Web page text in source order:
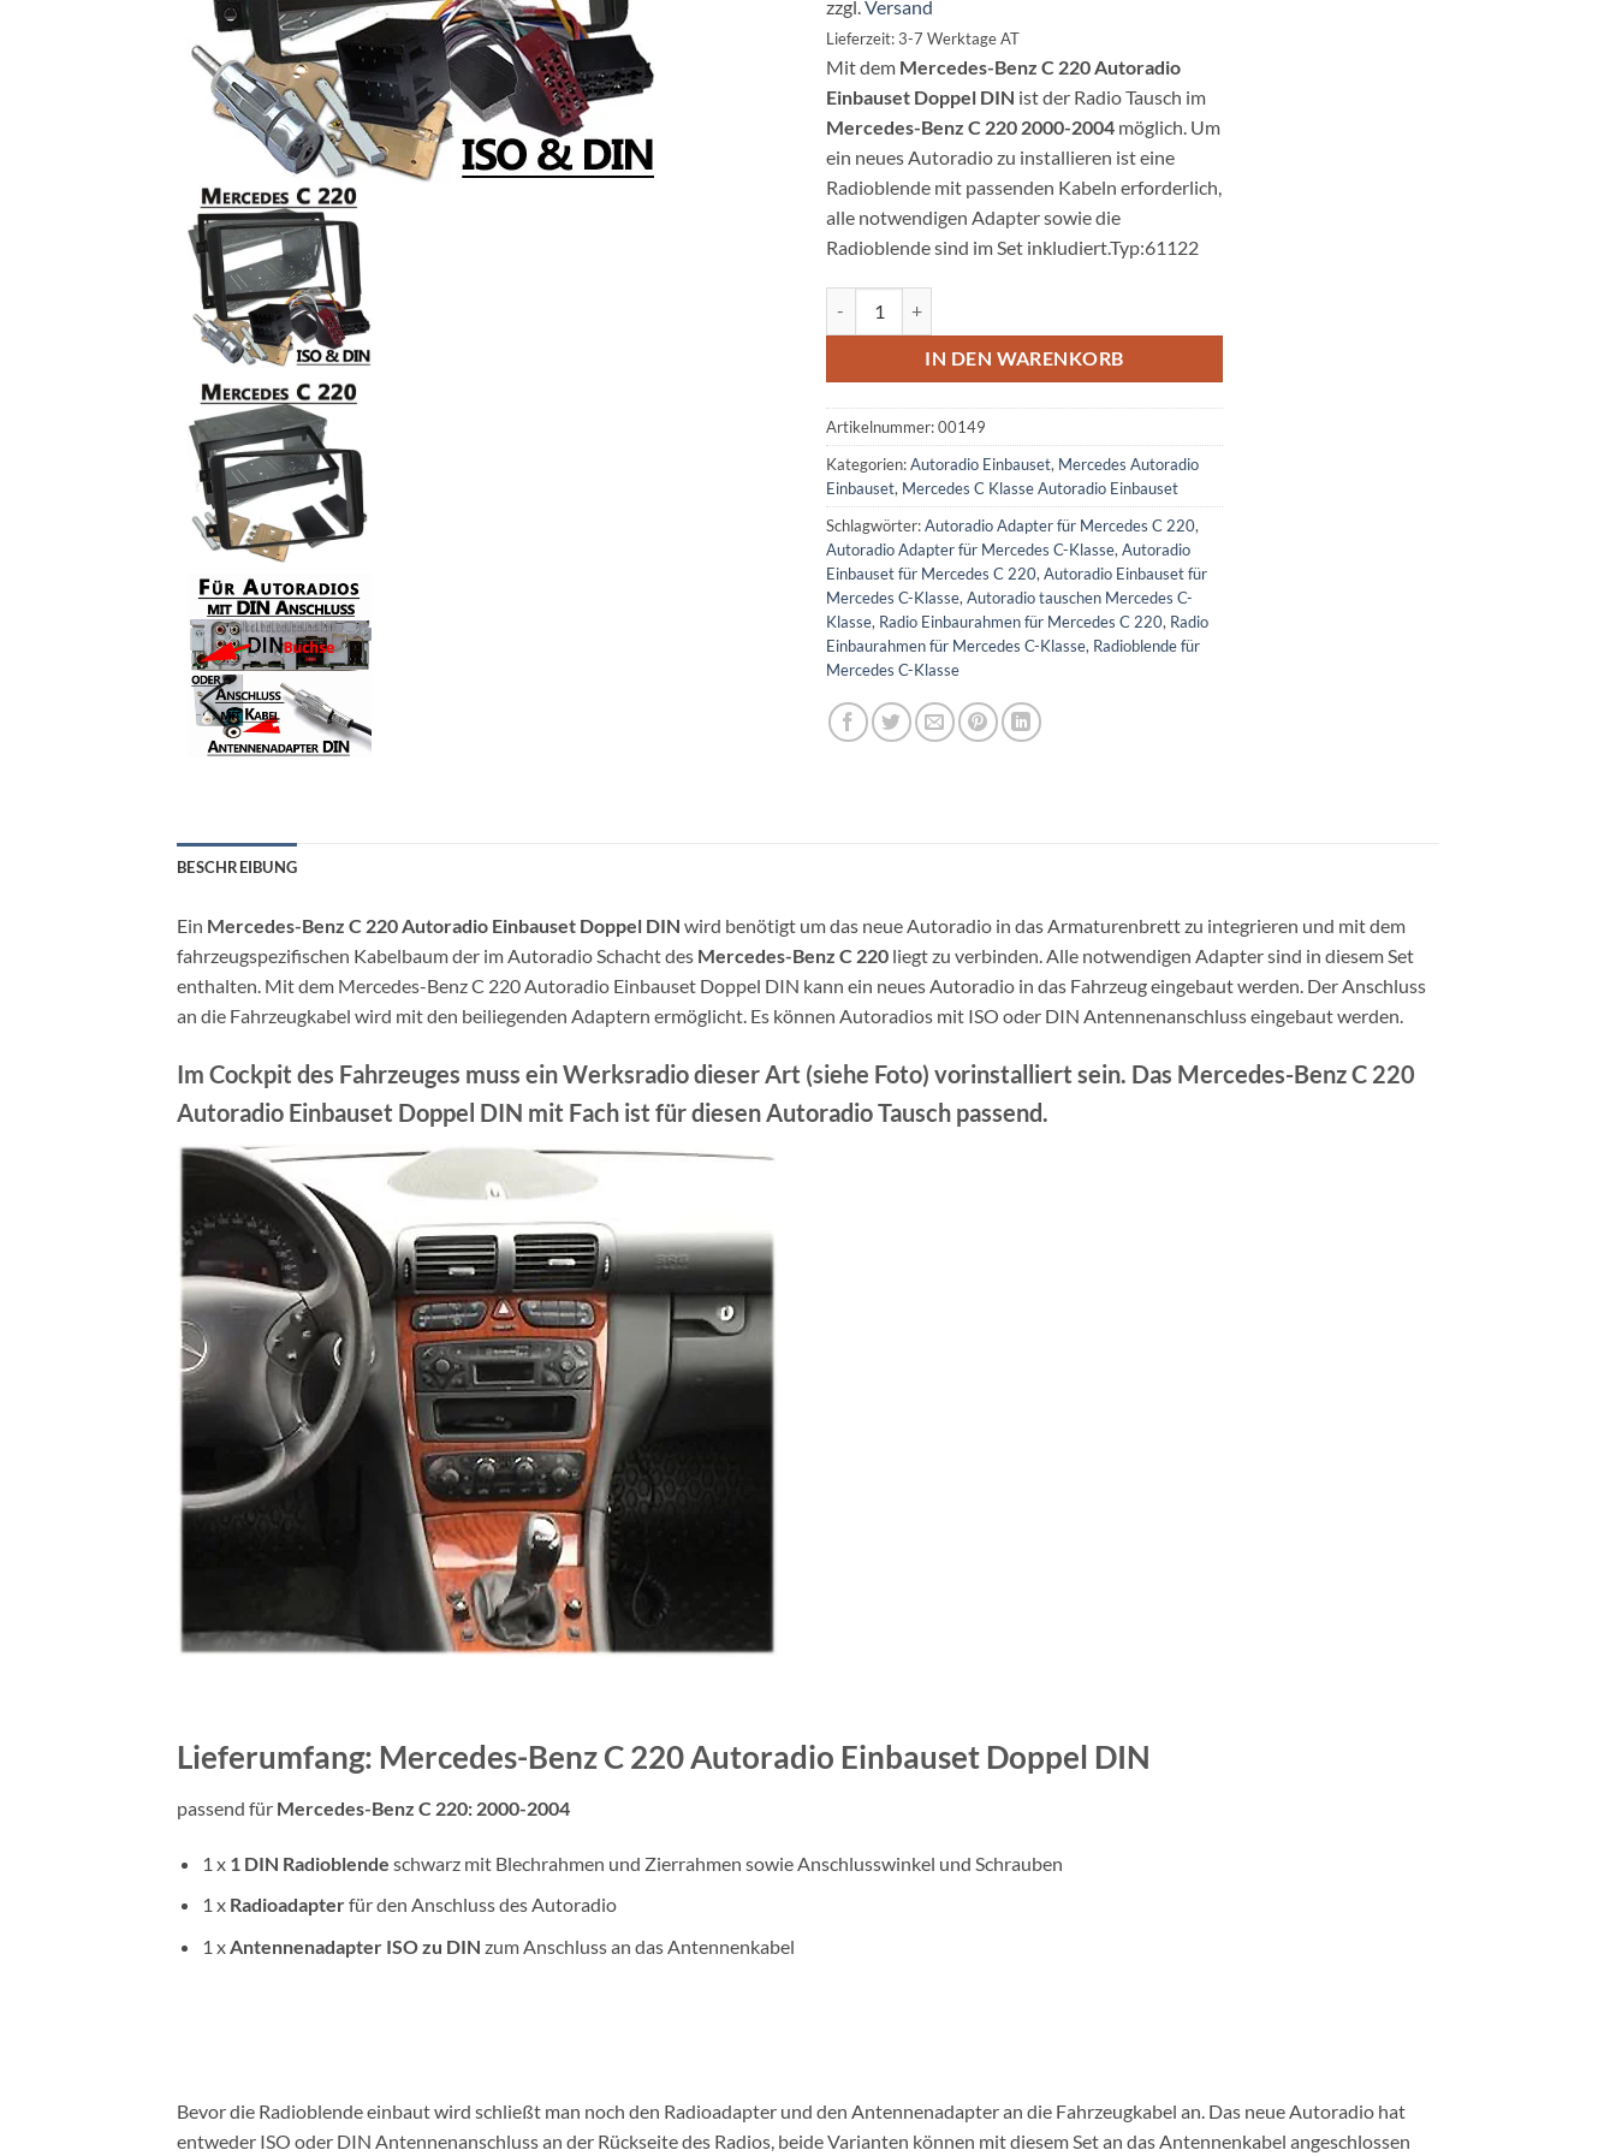
zzgl. Versand
Lieferzeit: 3-7 Werktage AT
Mit dem Mercedes-Benz C 220 Autoradio
Einbauset Doppel DIN ist der Radio Tausch im
Mercedes-Benz C 220 2000-2004 möglich. Um
ein neues Autoradio zu installieren ist eine
Radioblende mit passenden Kabeln erforderlich,
alle notwendigen Adapter sowie die
Radioblende sind im Set inkludiert.Typ:61122
IN DEN WARENKORB
Artikelnummer:00149
Kategorien:Autoradio Einbauset, Mercedes Autoradio
Einbauset, Mercedes C Klasse Autoradio Einbauset
Schlagwörter:Autoradio Adapter für Mercedes C 220,
Autoradio Adapter für Mercedes C-Klasse, Autoradio
Einbauset für Mercedes C 220, Autoradio Einbauset für
Mercedes C-Klasse, Autoradio tauschen Mercedes C-
Klasse, Radio Einbaurahmen für Mercedes C 220, Radio
Einbaurahmen für Mercedes C-Klasse, Radioblende für
Mercedes C-Klasse
BESCHREIBUNG
Ein Mercedes-Benz C 220 Autoradio Einbauset Doppel DIN wird benötigt um das neue Autoradio in das Armaturenbrett zu integrieren und mit dem
fahrzeugspezifischen Kabelbaum der im Autoradio Schacht des Mercedes-Benz C 220 liegt zu verbinden. Alle notwendigen Adapter sind in diesem Set
enthalten. Mit dem Mercedes-Benz C 220 Autoradio Einbauset Doppel DIN kann ein neues Autoradio in das Fahrzeug eingebaut werden. Der Anschluss
an die Fahrzeugkabel wird mit den beiliegenden Adaptern ermöglicht. Es können Autoradios mit ISO oder DIN Antennenanschluss eingebaut werden.
Im Cockpit des Fahrzeuges muss ein Werksradio dieser Art (siehe Foto) vorinstalliert sein. Das Mercedes-Benz C 220
Autoradio Einbauset Doppel DIN mit Fach ist für diesen Autoradio Tausch passend.
Lieferumfang: Mercedes-Benz C 220 Autoradio Einbauset Doppel DIN
passend für Mercedes-Benz C 220: 2000-2004
1 x 1 DIN Radioblende schwarz mit Blechrahmen und Zierrahmen sowie Anschlusswinkel und Schrauben
1 x Radioadapterfür den Anschluss des Autoradio
1 x Antennenadapter ISO zu DIN zum Anschluss an das Antennenkabel
Bevor die Radioblende einbaut wird schließt man noch den Radioadapter und den Antennenadapter an die Fahrzeugkabel an. Das neue Autoradio hat
entweder ISO oder DIN Antennenanschluss an der Rückseite des Radios, beide Varianten können mit diesem Set an das Antennenkabel angeschlossen